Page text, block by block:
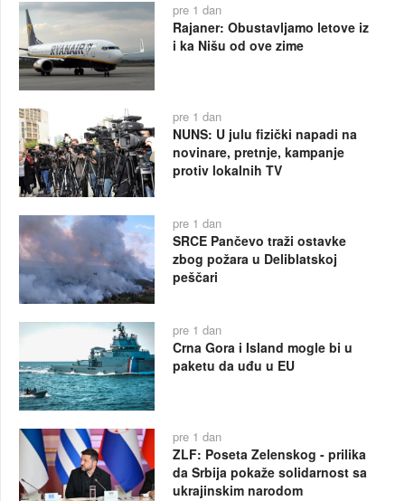
pre 1 dan
Rajaner: Obustavljamo letove iz
i ka Nišu od ove zime
pre 1 dan
NUNS: U julu fizički napadi na
novinare, pretnje, kampanje
protiv lokalnih TV
pre 1 dan
SRCE Pančevo traži ostavke
zbog požara u Deliblatskoj
peščari
pre 1 dan
Crna Gora i Island mogle bi u
paketu da uđu u EU
pre 1 dan
ZLF: Poseta Zelenskog - prilika
da Srbija pokaže solidarnost sa
ukrajinskim narodom